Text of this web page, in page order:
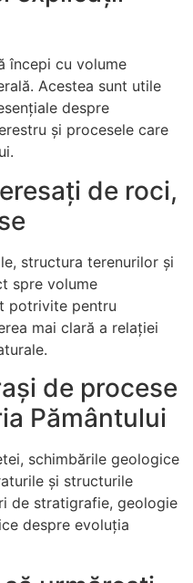
începi cu volume
Acestea sunt utile
despre
și procesele care
de roci,
structura terenurilor și
spre volume
potrivite pentru
mai clară a relației
de procese
Pământului
schimbările geologice
și structurile
de stratigrafie, geologie
despre evoluția